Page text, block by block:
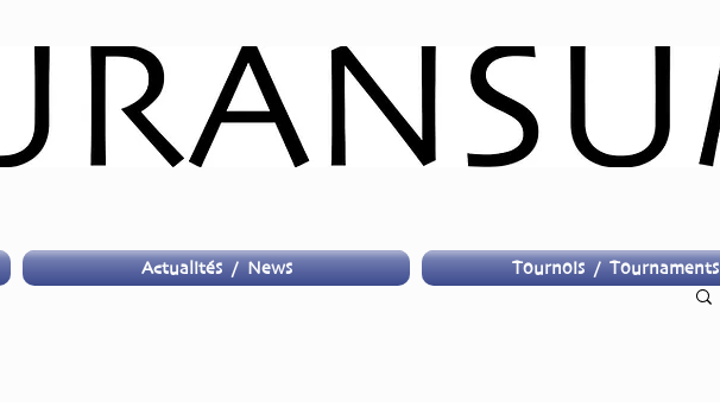
Actualités / News Tournois / Tournaments